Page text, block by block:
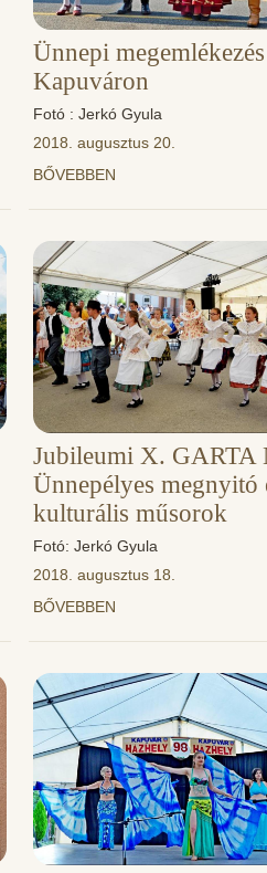
Ünnepi megemlékezés
Kapuváron
Fotó : Jerkó Gyula
2018. augusztus 20.
BŐVEBBEN
Jubileumi X. GARTA
Ünnepélyes megnyitó
kulturális műsorok
Fotó: Jerkó Gyula
2018. augusztus 18.
BŐVEBBEN